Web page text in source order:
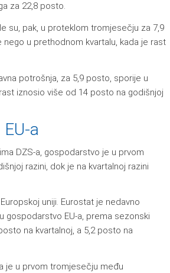
za 22,8 posto.
su, pak, u proteklom tromjesečju za 7,9
u prethodnom kvartalu, kada je rast
potrošnja, za 5,9 posto, sporije u
iznosio više od 14 posto na godišnjoj
a
DZS-a, gospodarstvo je u prvom
razini, dok je na kvartalnoj razini
uniji. Eurostat je nedavno
EU-a, prema sezonski
na kvartalnoj, a 5,2 posto na
je u prvom tromjesečju među